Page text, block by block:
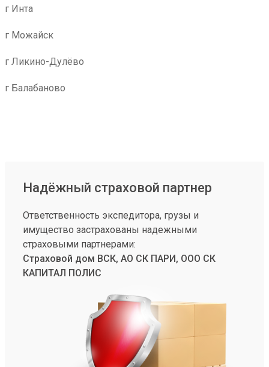
г Инта
г Можайск
г Ликино-Дулёво
г Балабаново
Надёжный страховой партнер
Ответственность экспедитора, грузы и
имущество застрахованы надежными
страховыми партнерами:
Страховой дом ВСК, АО СК ПАРИ, ООО СК
КАПИТАЛ ПОЛИС